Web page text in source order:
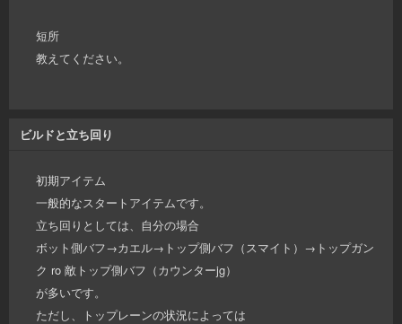
短所
教えてください。
ビルドと立ち回り
初期アイテム
一般的なスタートアイテムです。
立ち回りとしては、自分の場合
ボット側バフ→カエル→トップ側バフ（スマイト）→トップガン
ク ro 敵トップ側バフ（カウンターjg）
が多いです。
ただし、トップレーンの状況によっては